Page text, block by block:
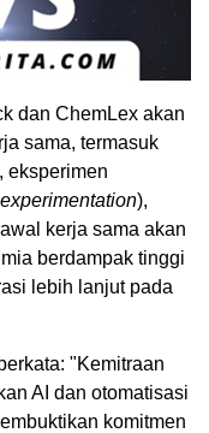
dan ChemLex akan
sama, termasuk
eksperimen
),
kerja sama akan
berdampak tinggi
lebih lanjut pada
"Kemitraan
AI dan otomatisasi
komitmen